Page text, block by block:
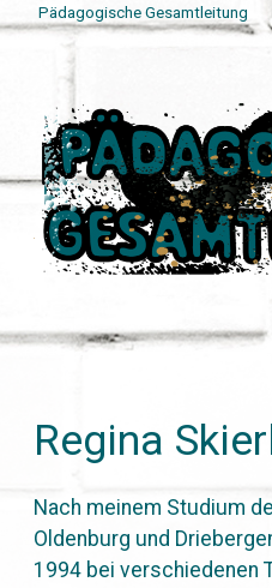
Pädagogische Gesamtleitung
Regina
Nach meinem Studium
Oldenburg und
1994 bei verschiedenen